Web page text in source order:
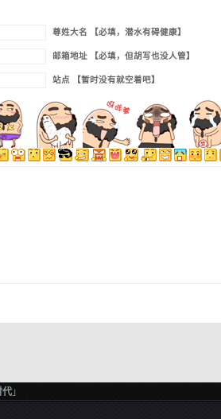
尊姓大名 【必填，潜水有碍健康】
邮箱地址 【必填，但胡写也没人管】
站点 【暂时没有就空着吧】
代 」